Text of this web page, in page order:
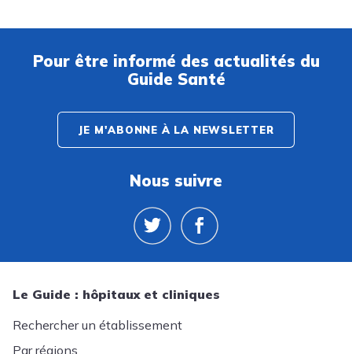
Pour être informé des actualités du
Guide Santé
JE M'ABONNE À LA NEWSLETTER
Nous suivre
Le Guide : hôpitaux et cliniques
Rechercher un établissement
Par régions